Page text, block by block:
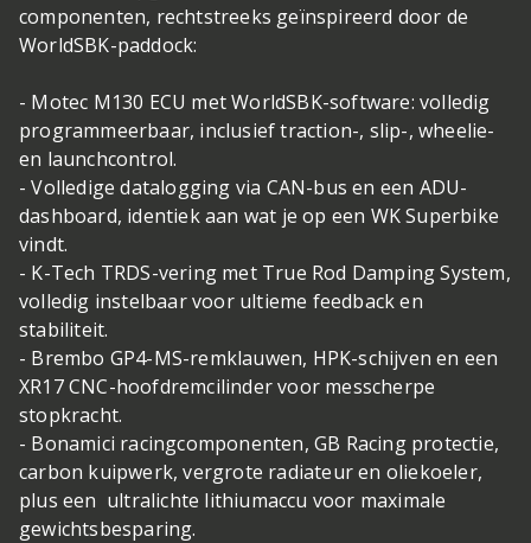
componenten, rechtstreeks geïnspireerd door de
WorldSBK-paddock:
- Motec M130 ECU met WorldSBK-software: volledig
programmeerbaar, inclusief traction-, slip-, wheelie-
en launchcontrol.
- Volledige datalogging via CAN-bus en een ADU-
dashboard, identiek aan wat je op een WK Superbike
vindt.
- K-Tech TRDS-vering met True Rod Damping System,
volledig instelbaar voor ultieme feedback en
stabiliteit.
- Brembo GP4-MS-remklauwen, HPK-schijven en een
XR17 CNC-hoofdremcilinder voor messcherpe
stopkracht.
- Bonamici racingcomponenten, GB Racing protectie,
carbon kuipwerk, vergrote radiateur en oliekoeler,
plus een ultralichte lithiumaccu voor maximale
gewichtsbesparing.